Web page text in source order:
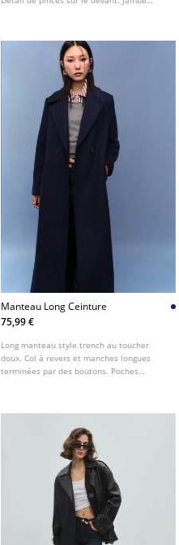
crochet métallique.
Manteau Long Ceinture
75,99 €
Long manteau style trench au toucher
doux. Col à revers et manches longues
terminées par des boutons. Poches